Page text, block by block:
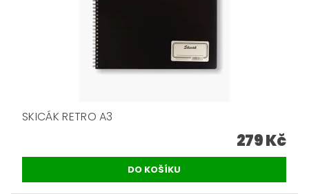
SKICÁK RETRO A3
279 Kč